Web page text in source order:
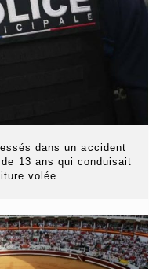
dans un accident
13 ans qui conduisait
volée